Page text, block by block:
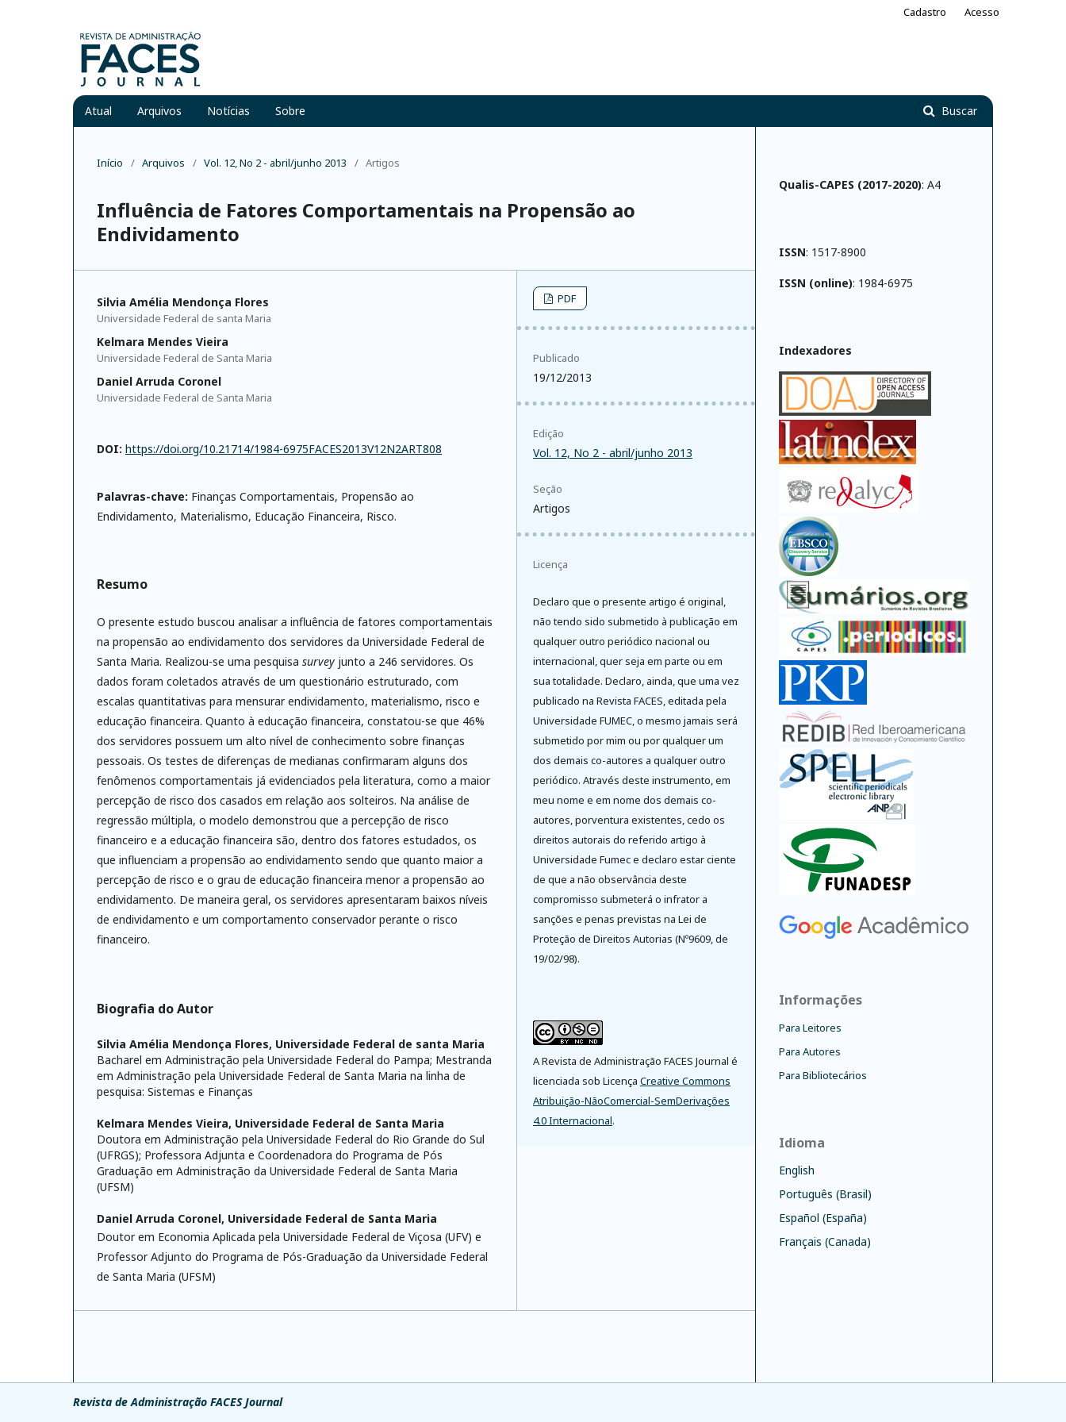
Atual Arquivos Notícias Sobre Buscar
Cadastro Acesso
Início / Arquivos / Vol. 12, No 2 - abril/junho 2013 / Artigos
Influência de Fatores Comportamentais na Propensão ao
Endividamento
Silvia Amélia Mendonça Flores
Universidade Federal de santa Maria
Kelmara Mendes Vieira
Universidade Federal de Santa Maria
Daniel Arruda Coronel
Universidade Federal de Santa Maria
DOI: https://doi.org/10.21714/1984-6975FACES2013V12N2ART808
Palavras-chave: Finanças Comportamentais, Propensão ao
Endividamento, Materialismo, Educação Financeira, Risco.
Resumo
O presente estudo buscou analisar a influência de fatores comportamentais
na propensão ao endividamento dos servidores da Universidade Federal de
Santa Maria. Realizou-se uma pesquisa survey junto a 246 servidores. Os
dados foram coletados através de um questionário estruturado, com
escalas quantitativas para mensurar endividamento, materialismo, risco e
educação financeira. Quanto à educação financeira, constatou-se que 46%
dos servidores possuem um alto nível de conhecimento sobre finanças
pessoais. Os testes de diferenças de medianas confirmaram alguns dos
fenômenos comportamentais já evidenciados pela literatura, como a maior
percepção de risco dos casados em relação aos solteiros. Na análise de
regressão múltipla, o modelo demonstrou que a percepção de risco
financeiro e a educação financeira são, dentro dos fatores estudados, os
que influenciam a propensão ao endividamento sendo que quanto maior a
percepção de risco e o grau de educação financeira menor a propensão ao
endividamento. De maneira geral, os servidores apresentaram baixos níveis
de endividamento e um comportamento conservador perante o risco
financeiro.
Biografia do Autor
Silvia Amélia Mendonça Flores, Universidade Federal de santa Maria
Bacharel em Administração pela Universidade Federal do Pampa; Mestranda
em Administração pela Universidade Federal de Santa Maria na linha de
pesquisa: Sistemas e Finanças
Kelmara Mendes Vieira, Universidade Federal de Santa Maria
Doutora em Administração pela Universidade Federal do Rio Grande do Sul
(UFRGS); Professora Adjunta e Coordenadora do Programa de Pós
Graduação em Administração da Universidade Federal de Santa Maria
(UFSM)
Daniel Arruda Coronel, Universidade Federal de Santa Maria
Doutor em Economia Aplicada pela Universidade Federal de Viçosa (UFV) e
Professor Adjunto do Programa de Pós-Graduação da Universidade Federal
de Santa Maria (UFSM)
PDF
Publicado
19/12/2013
Edição
Vol. 12, No 2 - abril/junho 2013
Seção
Artigos
Licença
Declaro que o presente artigo é original,
não tendo sido submetido à publicação em
qualquer outro periódico nacional ou
internacional, quer seja em parte ou em
sua totalidade. Declaro, ainda, que uma vez
publicado na Revista FACES, editada pela
Universidade FUMEC, o mesmo jamais será
submetido por mim ou por qualquer um
dos demais co-autores a qualquer outro
periódico. Através deste instrumento, em
meu nome e em nome dos demais co-
autores, porventura existentes, cedo os
direitos autorais do referido artigo à
Universidade Fumec e declaro estar ciente
de que a não observância deste
compromisso submeterá o infrator a
sanções e penas previstas na Lei de
Proteção de Direitos Autorias (Nº9609, de
19/02/98).
A Revista de Administração FACES Journal é
licenciada sob Licença Creative Commons
Atribuição-NãoComercial-SemDerivações
4.0 Internacional.
Qualis-CAPES (2017-2020): A4
ISSN: 1517-8900
ISSN (online): 1984-6975
Indexadores
Informações
Para Leitores
Para Autores
Para Bibliotecários
Idioma
English
Português (Brasil)
Español (España)
Français (Canada)
Revista de Administração FACES Journal